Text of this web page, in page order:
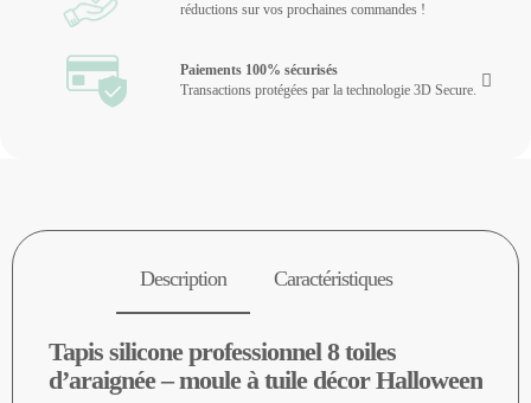
réductions sur vos prochaines commandes !
Paiements 100% sécurisés
Transactions protégées par la technologie 3D Secure.
Description Caractéristiques
Tapis silicone professionnel 8 toiles
d’araignée – moule à tuile décor Halloween